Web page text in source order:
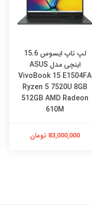
لپ تاپ ایسوس 15.6
اینچی مدل ASUS
VivoBook 15 E1504FA
Ryzen 5 7520U 8GB
512GB AMD Radeon
610M
83,000,000 تومان